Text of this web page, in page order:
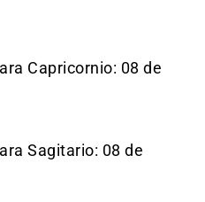
Capricornio: 08 de
Sagitario: 08 de